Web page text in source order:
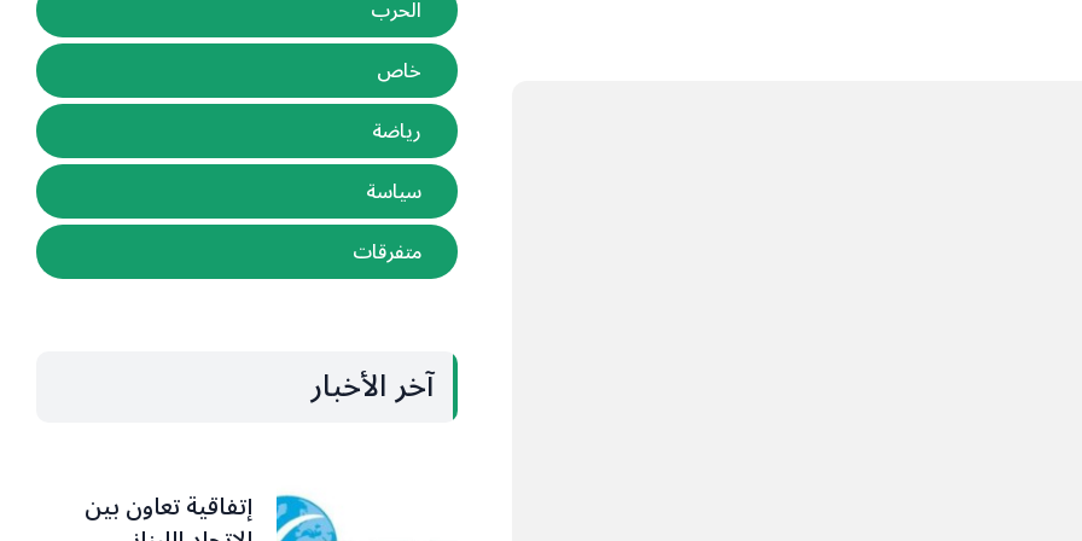
الحرب
خاص
رياضة
سياسة
متفرقات
آخر الأخبار
إتفاقية تعاون بين